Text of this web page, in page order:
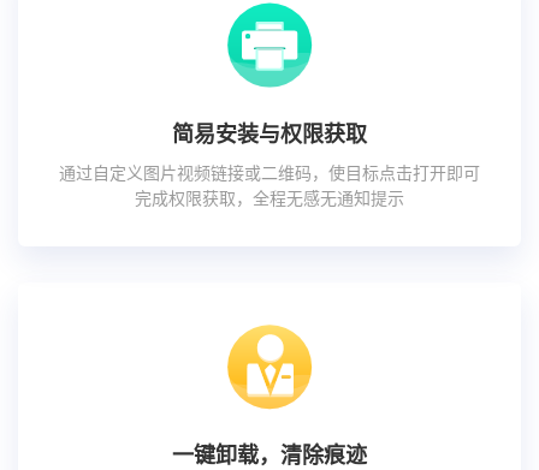
简易安装与权限获取
通过自定义图片视频链接或二维码，使目标点击打开即可
完成权限获取，全程无感无通知提示
一键卸载，清除痕迹